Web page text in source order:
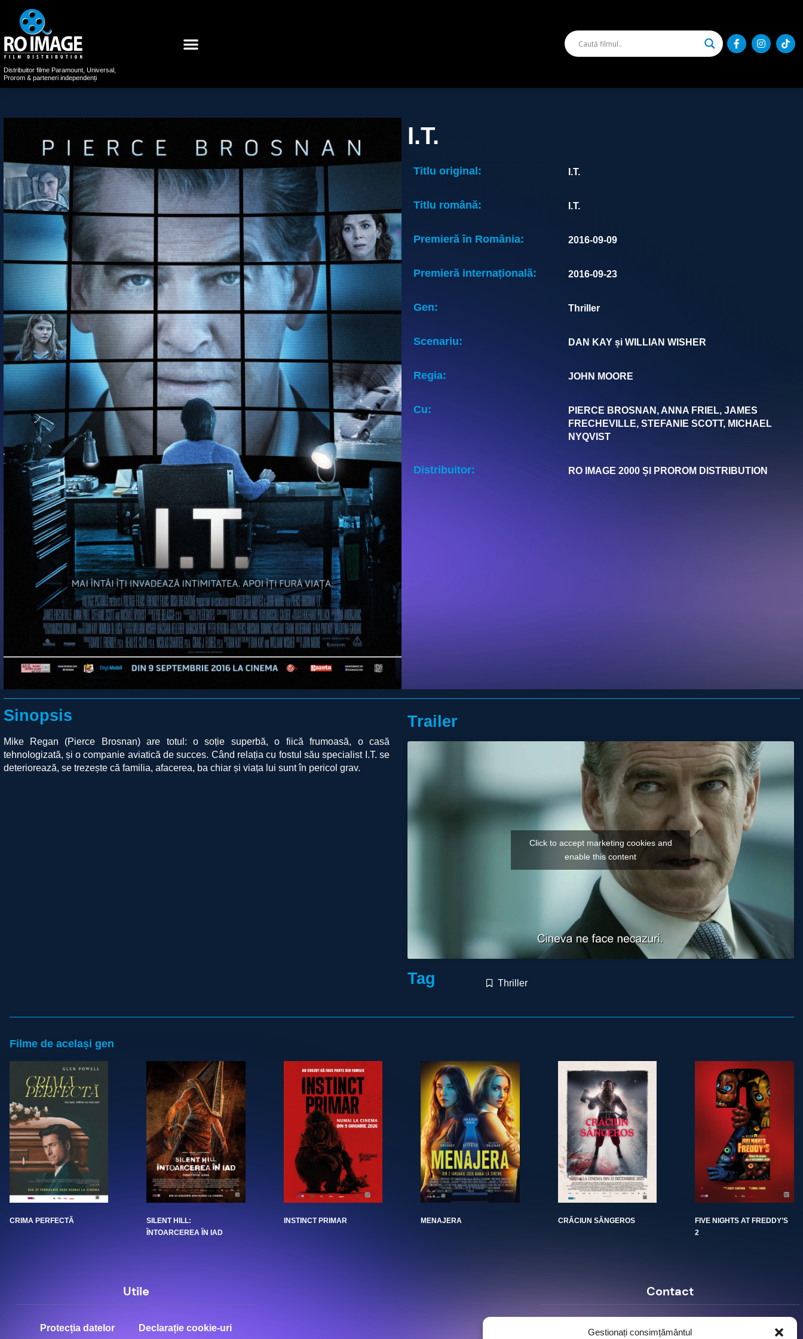
Gestionați consimțământul
Distribuitor filme Paramount, Universal,
Prorom & parteneri independenți
I.T.
Titlu original: I.T.
Titlu română: I.T.
Premieră în România: 2016-09-09
Premieră internațională: 2016-09-23
Gen: Thriller
Scenariu: DAN KAY și WILLIAN WISHER
Regia: JOHN MOORE
Cu:
PIERCE BROSNAN, ANNA FRIEL, JAMES
FRECHEVILLE, STEFANIE SCOTT, MICHAEL
NYQVIST
Distribuitor: RO IMAGE 2000 ȘI PROROM DISTRIBUTION
Sinopsis
Mike Regan (Pierce Brosnan) are totul: o soție superbă, o fiică frumoasă, o casă
tehnologizată, și o companie aviatică de succes. Când relația cu fostul său specialist I.T. se
deteriorează, se trezește că familia, afacerea, ba chiar și viața lui sunt în pericol grav.
Trailer
Click to accept marketing cookies and
enable this content
Tag Thriller
Filme de același gen
CRIMA PERFECTĂ
SILENT HILL:
ÎNTOARCEREA ÎN IAD
INSTINCT PRIMAR MENAJERA CRĂCIUN SÂNGEROS
FIVE NIGHTS AT FREDDY’S
2
Utile
Protecția datelor Declarație cookie-uri
Contact
Strada Mihai Eminescu, nr. 142, et.7, ap. 23,